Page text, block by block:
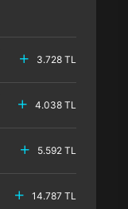
3.728 TL
4.038 TL
5.592 TL
14.787 TL